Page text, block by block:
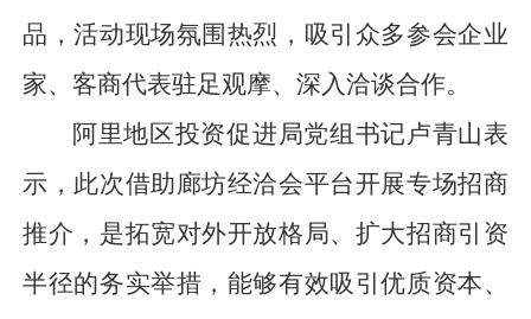
品，活动现场氛围热烈，吸引众多参会企业
家、客商代表驻足观摩、深入洽谈合作。
阿里地区投资促进局党组书记卢青山表
示，此次借助廊坊经洽会平台开展专场招商
推介，是拓宽对外开放格局、扩大招商引资
半径的务实举措，能够有效吸引优质资本、